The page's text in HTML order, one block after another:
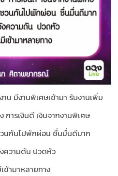
น มีงานพิเศษเข้ามา รับงานเพิ่ม
การเงินดี เงินจากงานพิเศษ
วนกันไปพักผ่อน ชื่นมื่นดีมาก
ความดัน ปวดหัว
ข้ามาหลายทาง